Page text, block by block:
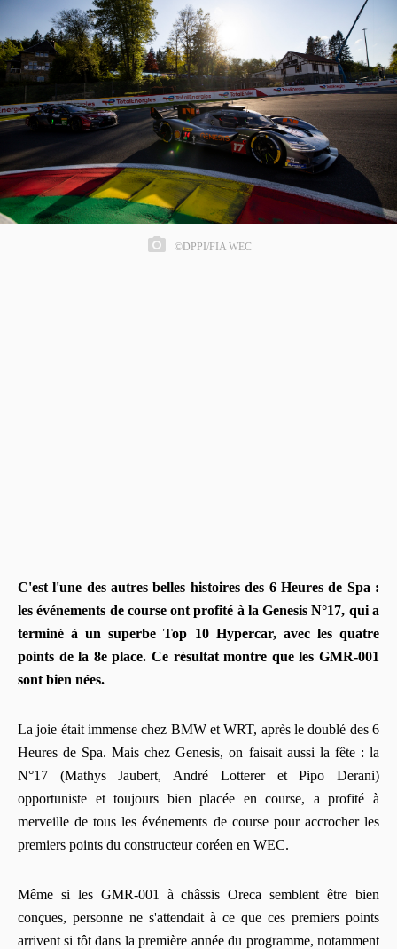
©DPPI/FIA WEC
C'est l'une des autres belles histoires des 6 Heures de Spa :
les événements de course ont profité à la Genesis N°17, qui a
terminé à un superbe Top 10 Hypercar, avec les quatre
points de la 8e place. Ce résultat montre que les GMR-001
sont bien nées.
La joie était immense chez BMW et WRT, après le doublé des 6
Heures de Spa. Mais chez Genesis, on faisait aussi la fête : la
N°17 (Mathys Jaubert, André Lotterer et Pipo Derani)
opportuniste et toujours bien placée en course, a profité à
merveille de tous les événements de course pour accrocher les
premiers points du constructeur coréen en WEC.
Même si les GMR-001 à châssis Oreca semblent être bien
conçues, personne ne s'attendait à ce que ces premiers points
arrivent si tôt dans la première année du programme, notamment